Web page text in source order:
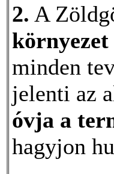
2. A
környezet
minden
jelenti az
óvja a
hagyjon